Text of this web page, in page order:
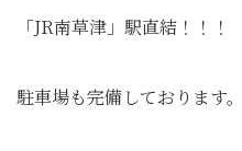
「JR南草津」駅直結！！！
駐車場も完備しております